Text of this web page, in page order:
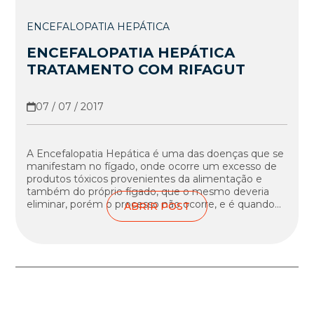
ENCEFALOPATIA HEPÁTICA
ENCEFALOPATIA HEPÁTICA
TRATAMENTO COM RIFAGUT
07 / 07 / 2017
A Encefalopatia Hepática é uma das doenças que se
manifestam no fígado, onde ocorre um excesso de
produtos tóxicos provenientes da alimentação e
também do próprio fígado, que o mesmo deveria
eliminar, porém o processo não ocorre, e é quando...
ABRIR POST